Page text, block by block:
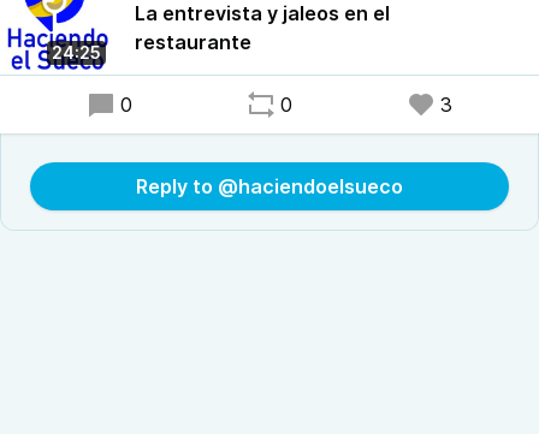
24:25
La entrevista y jaleos en el
restaurante
0 0 3
Reply to @haciendoelsueco